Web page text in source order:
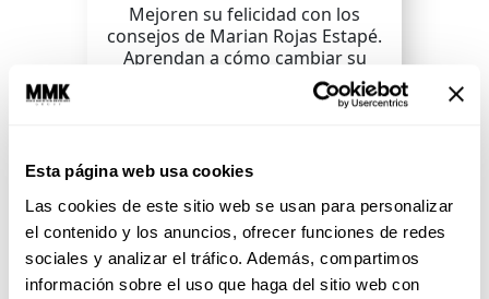
Esta página web usa cookies
Las cookies de este sitio web se usan para personalizar
el contenido y los anuncios, ofrecer funciones de redes
sociales y analizar el tráfico. Además, compartimos
información sobre el uso que haga del sitio web con
Mejoren su felicidad con los
consejos de Marian Rojas Estapé.
Aprendan a cómo cambiar su
vida con hábitos efectivos y...